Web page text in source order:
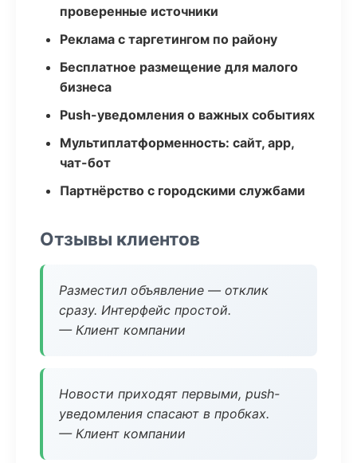
проверенные источники
Реклама с таргетингом по району
Бесплатное размещение для малого
бизнеса
Push-уведомления о важных событиях
Мультиплатформенность: сайт, app,
чат-бот
Партнёрство с городскими службами
Отзывы клиентов
Разместил объявление — отклик
сразу. Интерфейс простой.
— Клиент компании
Новости приходят первыми, push-
уведомления спасают в пробках.
— Клиент компании